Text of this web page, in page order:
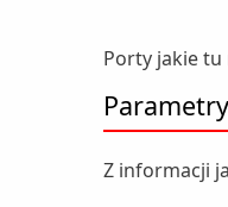
Porty jakie tu
Z informacji